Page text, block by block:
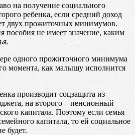
на получение социального
ребенка, если средний доход
двух прожиточных минимумов.
пособия не имеет значение, каким
одного прожиточного минимума
момента, как малышу исполнится
производит соцзащита из
на второго – пенсионный
капитала. Поэтому если семья
капитала, то ей социальное
будет.